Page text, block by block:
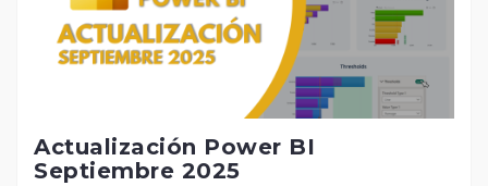
Actualización Power BI
Septiembre 2025